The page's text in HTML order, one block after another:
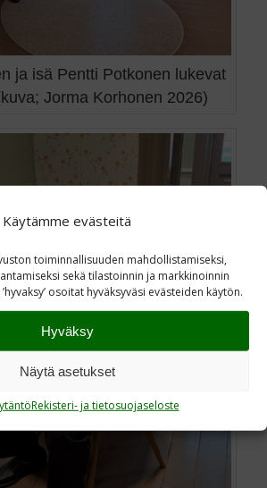
Käytämme evästeitä
toiminnallisuuden mahdollistamiseksi,
sekä tilastoinnin ja markkinoinnin
osoitat hyväksyväsi evästeiden käytön.
Hyväksy
Näytä asetukset
Rekisteri- ja tietosuojaseloste
ja isä Pentti Potkonen lukevat
Jorma Korhonen 2026)